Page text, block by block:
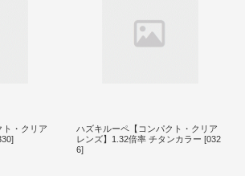
ト・クリア
ハズキルーペ【コンパクト・クリア
レンズ】1.32倍率 チタンカラー [032
6]